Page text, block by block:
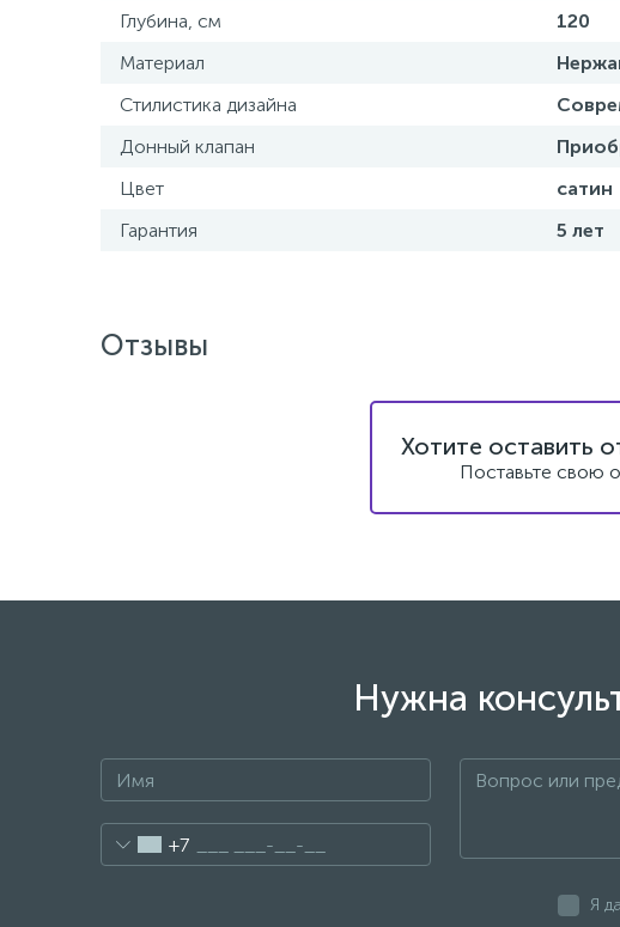
Глубина, см
120
Материал
Стилистика дизайна
Донный клапан
Цвет
сатин
Гарантия
5 лет
Отзывы
Хотите оставить
Поставьте свою
Нужна
+7
Я